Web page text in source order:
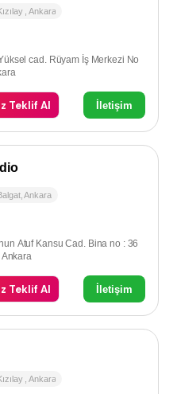
,Ankara
cad. Rüyam İş Merkezi No
Teklif Al İletişim
,Ankara
Atuf Kansu Cad. Bina no : 36
Ankara
Teklif Al İletişim
,Ankara